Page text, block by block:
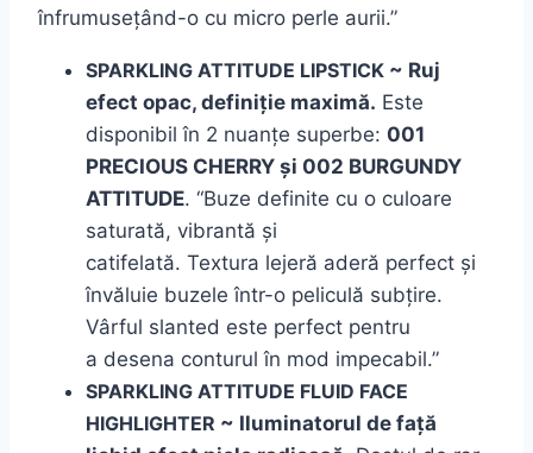
înfrumusețând-o cu micro perle aurii.”
SPARKLING ATTITUDE LIPSTICK ~ Ruj
efect opac, definiție maximă. Este
disponibilîn 2 nuanțe superbe: 001
PRECIOUS CHERRY și 002 BURGUNDY
ATTITUDE. “Buze definite cu o culoare
saturată, vibrantă și
catifelată. Textura lejeră aderă perfect și
învăluie buzele într-o peliculă subțire.
Vârful slanted este perfect pentru
a desena conturul în mod impecabil.”
SPARKLING ATTITUDE FLUID FACE
HIGHLIGHTER ~ Iluminatorul de față